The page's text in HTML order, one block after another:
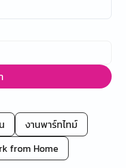
งานพาร์ทไทม์
from Home